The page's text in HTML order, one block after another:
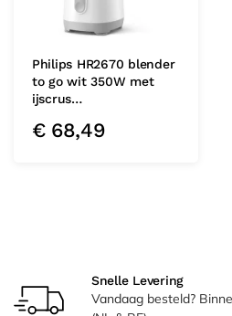
Philips HR2670 blender
to go wit 350W met
ijscrus…
€68,49
Snelle Levering
Vandaag besteld?